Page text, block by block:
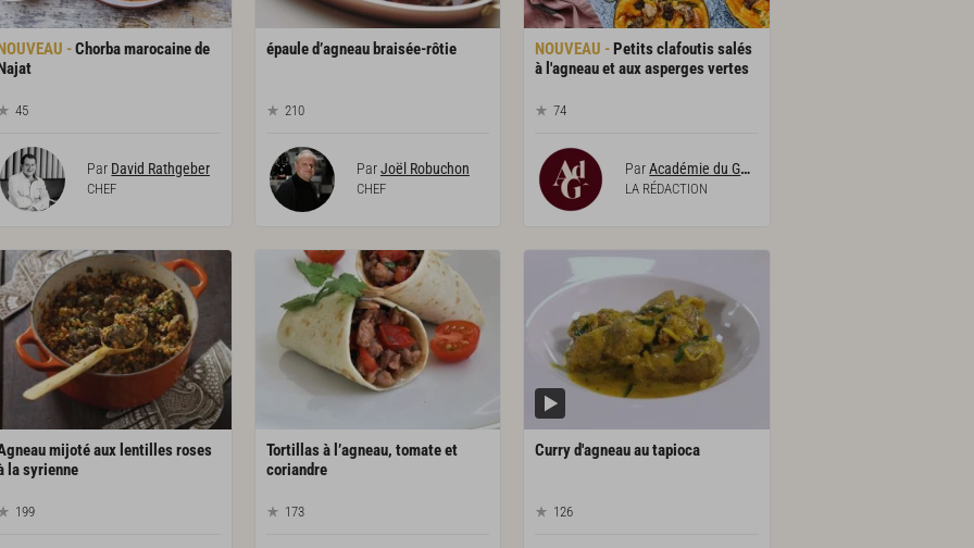
Chorba marocaine de
45
Par David Rathgeber
CHEF
épauled’agneau braisée-rôtie
210
ParJoël Robuchon
CHEF
Petits clafoutis salés
à l'agneau et aux asperges vertes
74
ParAcadémie du Goût
LA RÉDACTION
mijoté aux lentilles roses
la syrienne
199
Tortillas à l’agneau, tomate et
coriandre
173
Curryd'agneauautapioca
126